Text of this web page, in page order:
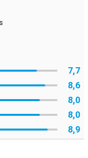
7,7
8,6
8,0
8,0
8,9